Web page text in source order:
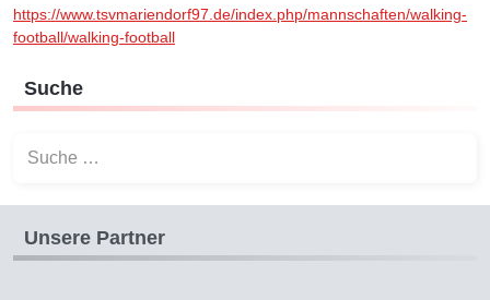
https://www.tsvmariendorf97.de/index.php/mannschaften/walking-
football/walking-football
Suche
Unsere Partner